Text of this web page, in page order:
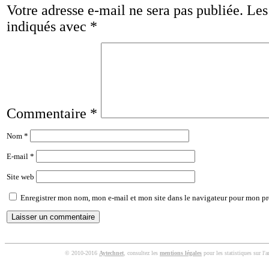
Votre adresse e-mail ne sera pas publiée.
indiqués avec *
Commentaire *
Nom *
E-mail *
Site web
Enregistrer mon nom, mon e-mail et mon site dans le navigateur pour mon
© 2010-2016 Aytechnet , consultez les mentions légales pour les statistiques sur